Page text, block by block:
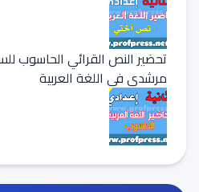
تحضير النص القرائي الحاسوب
مرشدي في اللغة العربية